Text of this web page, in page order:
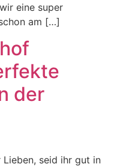
eine super
am […]
der
Lieben, seid ihr gut in